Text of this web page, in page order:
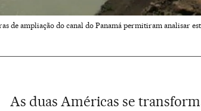
de ampliação do canal do Panamá permitiram analisar
As duas Américas se